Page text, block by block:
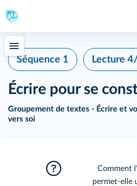
Séquence 1 Lecture
Écrire pour se
Groupement de textes - Écrire et
vers soi
Comment
permet-elle